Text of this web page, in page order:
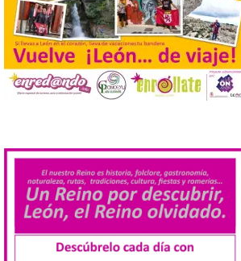
6 Ago 2026
Durante la mañana de ayer
miércoles ha sido
registrada en el
Ayuntamiento una
solicitud relacionada con
celebración del denominado Iberia
La Universidad de León
retoma las excavaciones
en La Peña del Castro para